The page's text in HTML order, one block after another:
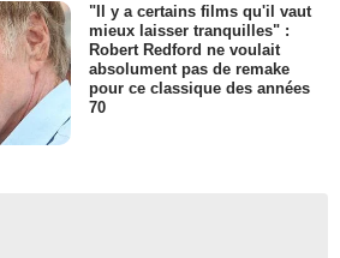
"Il y a certains films qu'il vaut
mieux laisser tranquilles" :
Robert Redford ne voulait
absolument pas de remake
pour ce classique des années
70